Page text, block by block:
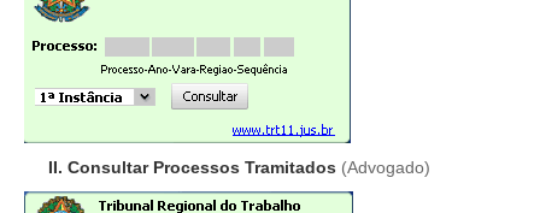
Atermação On-line - Interior de Roraima
Atermação On-line - Interior do Amazonas
Agendamento de Reclamação Verbal
Consulta de Pautas
II. Consultar Processos Tramitados (Advogado)